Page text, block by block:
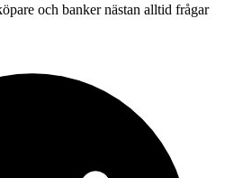
och banker nästan alltid frågar